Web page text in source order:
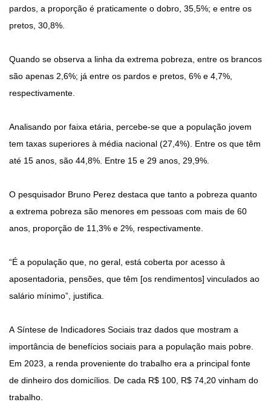
pardos, a proporção é praticamente o dobro, 35,5%; e entre os
pretos, 30,8%.
Quando se observa a linha da extrema pobreza, entre os brancos
são apenas 2,6%; já entre os pardos e pretos, 6% e 4,7%,
respectivamente.
Analisando por faixa etária, percebe-se que a população jovem
tem taxas superiores à média nacional (27,4%). Entre os que têm
até 15 anos, são 44,8%. Entre 15 e 29 anos, 29,9%.
O pesquisador Bruno Perez destaca que tanto a pobreza quanto
a extrema pobreza são menores em pessoas com mais de 60
anos, proporção de 11,3% e 2%, respectivamente.
“É a população que, no geral, está coberta por acesso à
aposentadoria, pensões, que têm [os rendimentos] vinculados ao
salário mínimo”, justifica.
A Síntese de Indicadores Sociais traz dados que mostram a
importância de benefícios sociais para a população mais pobre.
Em 2023, a renda proveniente do trabalho era a principal fonte
de dinheiro dos domicílios. De cada R$ 100, R$ 74,20 vinham do
trabalho.